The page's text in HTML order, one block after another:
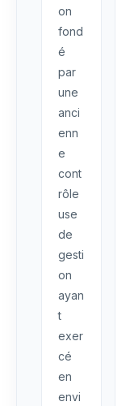
on
fond
é
par
une
anci
enn
e
cont
rôle
use
de
gesti
on
ayan
t
exer
cé
en
envi